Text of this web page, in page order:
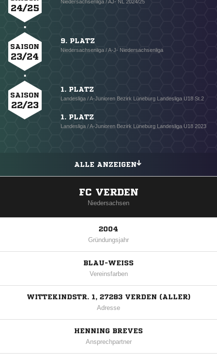
24/25
Niedersachsenliga / AJ- NL 2024/25
SAISON
23/24
9. PLATZ
Niedersachsenliga / A-J- Niedersachsenliga
SAISON
22/23
1. PLATZ
Landesliga / A-Junioren Bezirk Lüneburg Landesliga U18 St.2
1. PLATZ
Landesliga / A-Junioren Bezirk Lüneburg Landesliga U18 2023
ALLE ANZEIGEN
FC VERDEN
Niedersachsen
2004
Gründungsjahr
BLAU-WEISS
Vereinsfarben
WITTEKINDSTR. 1, 27283 VERDEN (ALLER)
Adresse
HENNING BREVES
Ansprechpartner